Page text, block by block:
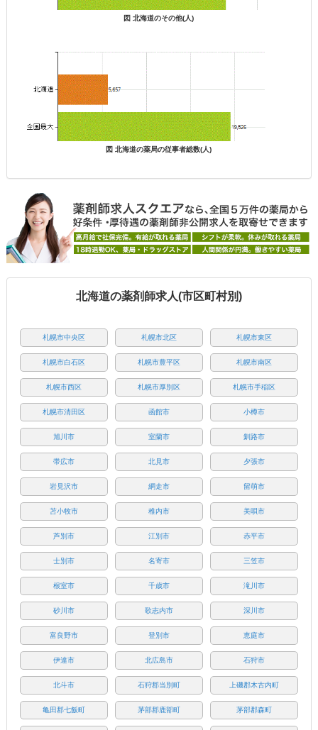
図 北海道のその他(人)
図 北海道の薬局の従事者総数(人)
北海道の薬剤師求人(市区町村別)
札幌市中央区 札幌市北区 札幌市東区
札幌市白石区 札幌市豊平区 札幌市南区
札幌市西区 札幌市厚別区 札幌市手稲区
札幌市清田区 函館市 小樽市
旭川市 室蘭市 釧路市
帯広市 北見市 夕張市
岩見沢市 網走市 留萌市
苫小牧市 稚内市 美唄市
芦別市 江別市 赤平市
士別市 名寄市 三笠市
根室市 千歳市 滝川市
砂川市 歌志内市 深川市
富良野市 登別市 恵庭市
伊達市 北広島市 石狩市
北斗市 石狩郡当別町 上磯郡木古内町
亀田郡七飯町 茅部郡鹿部町 茅部郡森町